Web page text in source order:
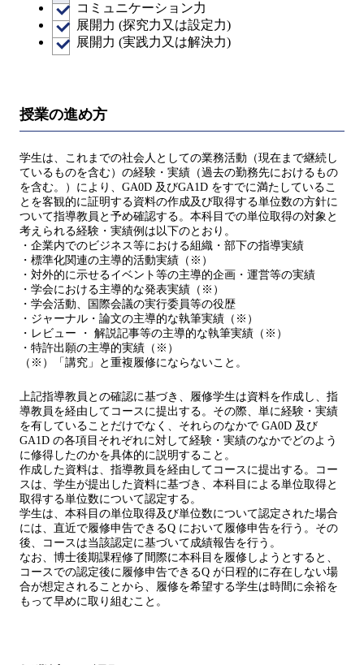
コミュニケーション力
展開力 (探究力又は設定力)
展開力 (実践力又は解決力)
授業の進め方
学生は、これまでの社会人としての業務活動（現在まで継続し
ているものを含む）の経験・実績（過去の勤務先におけるもの
を含む。）により、GA0D 及びGA1D をすでに満たしているこ
とを客観的に証明する資料の作成及び取得する単位数の方針に
ついて指導教員と予め確認する。本科目での単位取得の対象と
考えられる経験・実績例は以下のとおり。
・企業内でのビジネス等における組織・部下の指導実績
・標準化関連の主導的活動実績（※）
・対外的に示せるイベント等の主導的企画・運営等の実績
・学会における主導的な発表実績（※）
・学会活動、国際会議の実行委員等の役歴
・ジャーナル・論文の主導的な執筆実績（※）
・レビュー ・ 解説記事等の主導的な執筆実績（※）
・特許出願の主導的実績（※）
（※）「講究」と重複履修にならないこと。
上記指導教員との確認に基づき、履修学生は資料を作成し、指
導教員を経由してコースに提出する。その際、単に経験・実績
を有していることだけでなく、それらのなかで GA0D 及び
GA1D の各項目それぞれに対して経験・実績のなかでどのよう
に修得したのかを具体的に説明すること。
作成した資料は、指導教員を経由してコースに提出する。コー
スは、学生が提出した資料に基づき、本科目による単位取得と
取得する単位数について認定する。
学生は、本科目の単位取得及び単位数について認定された場合
には、直近で履修申告できるQ において履修申告を行う。その
後、コースは当該認定に基づいて成績報告を行う。
なお、博士後期課程修了間際に本科目を履修しようとすると、
コースでの認定後に履修申告できるQ が日程的に存在しない場
合が想定されることから、履修を希望する学生は時間に余裕を
もって早めに取り組むこと。